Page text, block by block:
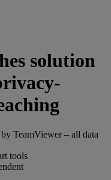
solution
TeamViewer – all data
tools